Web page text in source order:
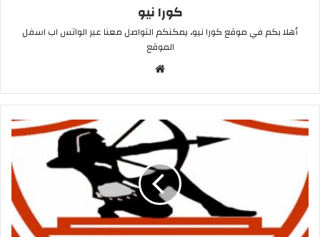
كورا نيو
أهلا بكم في موقع كورا نيو، يمكنكم التواصل معنا عبر الواتس اب اسفل
الموقع